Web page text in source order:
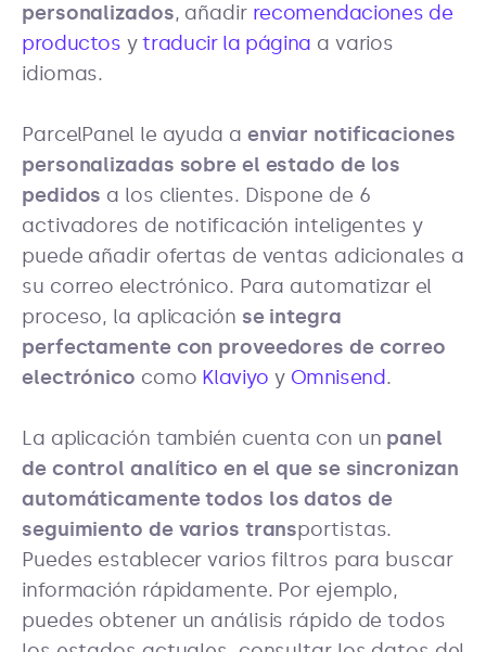
personalizados, añadir recomendaciones de
productos ytraducir la página a varios
idiomas.
ParcelPanel le ayuda a enviar notificaciones
personalizadas sobre el estado de los
pedidos a los clientes. Dispone de 6
activadores de notificación inteligentes y
puede añadir ofertas de ventas adicionales a
su correo electrónico. Para automatizar el
proceso, la aplicación se integra
perfectamente con proveedores de correo
electrónico como Klaviyo y Omnisend.
La aplicación también cuenta con un panel
de control analítico en el que se sincronizan
automáticamente todos los datos de
seguimiento de varios transportistas.
Puedes establecer varios filtros para buscar
información rápidamente. Por ejemplo,
puedes obtener un análisis rápido de todos